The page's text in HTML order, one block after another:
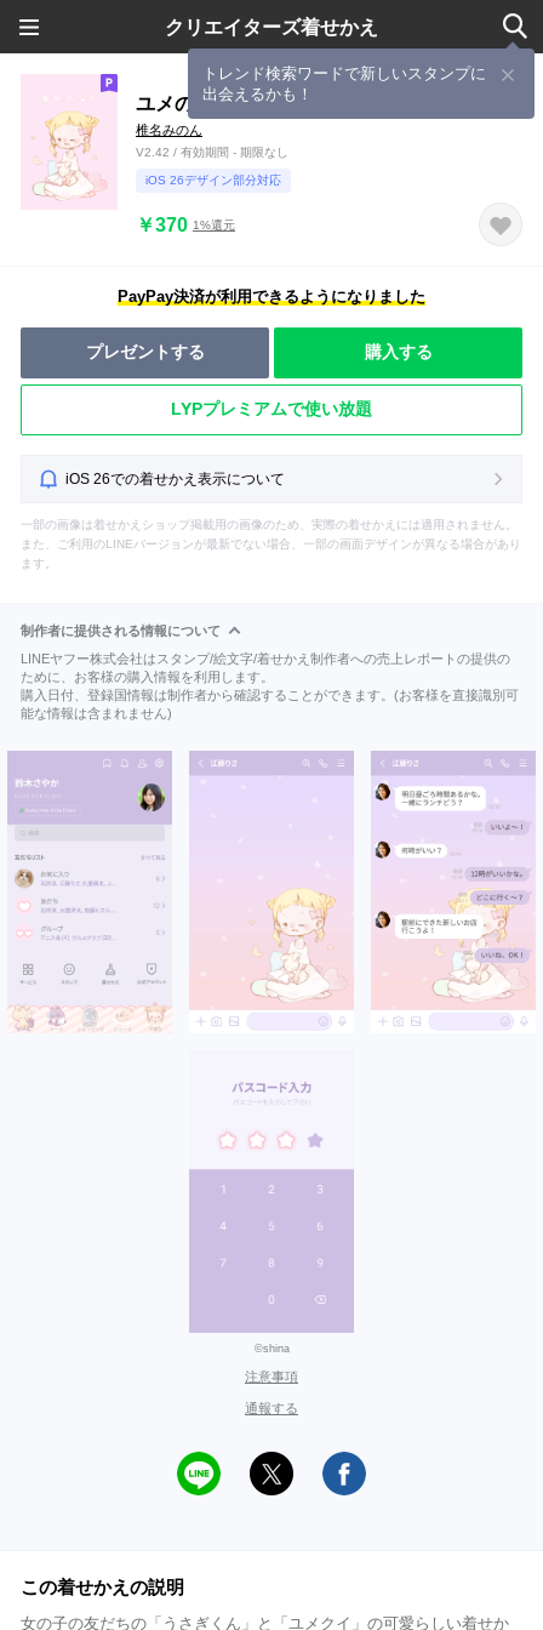
クリエイターズ着せかえ
トレンド検索ワードで新しいスタンプに
出会えるかも！
ユメのなか
椎名みのん
V2.42 / 有効期間 - 期限なし
iOS 26デザイン部分対応
￥370 1%還元
PayPay決済が利用できるようになりました
プレゼントする 購入する
LYPプレミアムで使い放題
iOS 26での着せかえ表示について
一部の画像は着せかえショップ掲載用の画像のため、実際の着せかえには適用されません。
また、ご利用のLINEバージョンが最新でない場合、一部の画面デザインが異なる場合があり
ます。
制作者に提供される情報について
LINEヤフー株式会社はスタンプ/絵文字/着せかえ制作者への売上レポートの提供の
ために、お客様の購入情報を利用します。
購入日付、登録国情報は制作者から確認することができます。(お客様を直接識別可
能な情報は含まれません)
©shina
注意事項
通報する
この着せかえの説明
女の子の友だちの「うさぎくん」と「ユメクイ」の可愛らしい着せか